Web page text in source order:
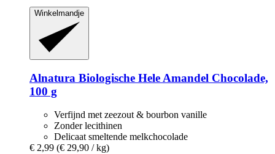
Winkelmandje
Alnatura Biologische Hele Amandel Chocolade,
100 g
Verfijnd met zeezout & bourbon vanille
Zonder lecithinen
Delicaat smeltende melkchocolade
€ 2,99 (€ 29,90 / kg)